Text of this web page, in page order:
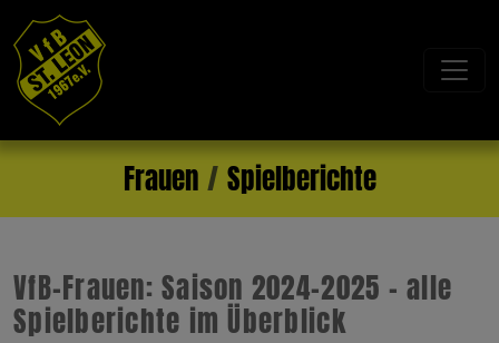
Frauen Spielberichte
VfB-Frauen: Saison 2024-2025 - alle
Spielberichte im Überblick